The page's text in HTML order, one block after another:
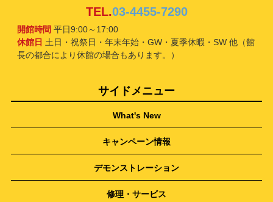
TEL.03-4455-7290
開館時間 平日9:00～17:00
休館日 土日・祝祭日・年末年始・GW・夏季休暇・SW 他（館
長の都合により休館の場合もあります。）
サイドメニュー
What's New
キャンペーン情報
デモンストレーション
修理・サービス